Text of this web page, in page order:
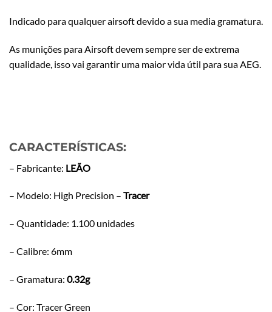
Indicado para qualquer airsoft devido a sua media gramatura.
As munições para Airsoft devem sempre ser de extrema
qualidade, isso vai garantir uma maior vida útil para sua AEG.
CARACTERÍSTICAS:
– Fabricante: LEÃO
– Modelo: High Precision – Tracer
– Quantidade: 1.100 unidades
– Calibre: 6mm
– Gramatura: 0.32g
– Cor: Tracer Green